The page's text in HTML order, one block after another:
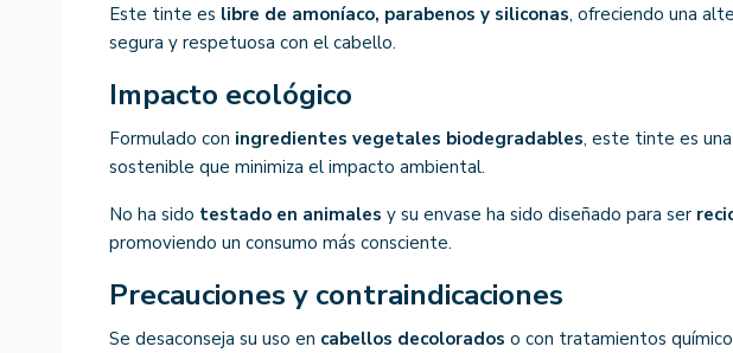
Este tinte es libre de amoníaco, parabenos y siliconas, ofreciendo una
segura y respetuosa con el cabello.
Impacto ecológico
Formulado con ingredientes vegetales biodegradables, este tinte es
sostenible que minimiza el impacto ambiental.
No ha sido testado en animales y su envase ha sido diseñado para ser
promoviendo un consumo más consciente.
Precauciones y contraindicaciones
Se desaconseja su uso en cabellos decolorados o con tratamientos